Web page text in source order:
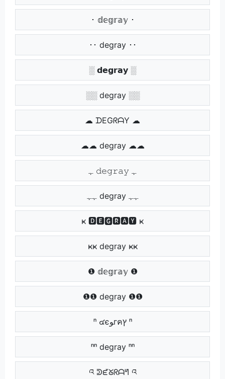
･ 𝕕𝕖𝕘𝕣𝕒𝕪 ･
･･ degray ･･
░ 𝗱𝗲𝗴𝗿𝗮𝘆 ░
░░ degray ░░
☁ ᗪEGᖇᗩY ☁
☁☁ degray ☁☁
ﮩ 𝚍𝚎𝚐𝚛𝚊𝚢 ﮩ
ﮩﮩ degray ﮩﮩ
ҝ 🅳🅴🅶🆁🅰🆈 ҝ
ҝҝ degray ҝҝ
❶ 𝕕𝕖𝕘𝕣𝕒𝕪 ❶
❶❶ degray ❶❶
ⁿ ๔єﻮгคץ ⁿ
ⁿⁿ degray ⁿⁿ
འ ᕲᘿᘜᖇᗩᖻ འ